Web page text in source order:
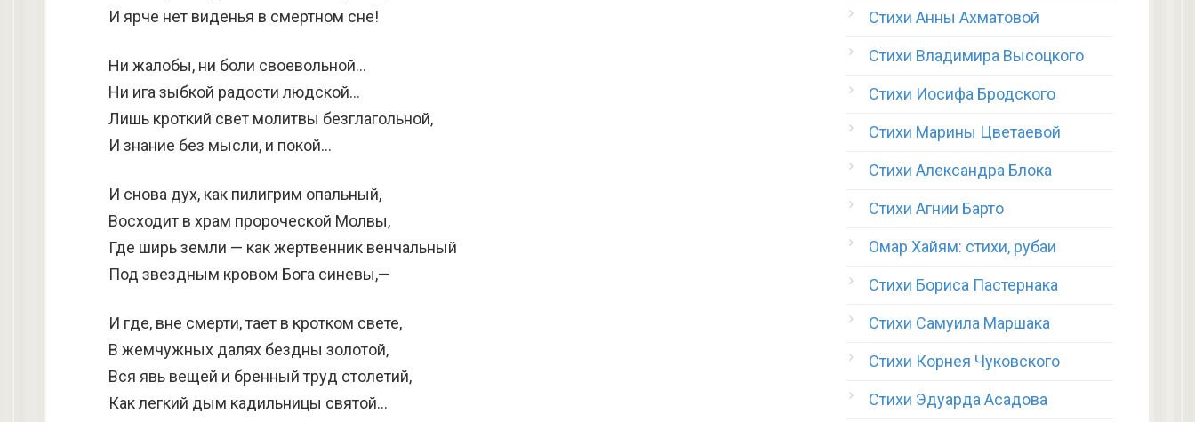
И ярче нет виденья в смертном сне!
Ни жалобы, ни боли своевольной…
Ни ига зыбкой радости людской…
Лишь кроткий свет молитвы безглагольной,
И знание без мысли, и покой…
И снова дух, как пилигрим опальный,
Восходит в храм пророческой Молвы,
Где ширь земли — как жертвенник венчальный
Под звездным кровом Бога синевы,—
И где, вне смерти, тает в кротком свете,
В жемчужных далях бездны золотой,
Вся явь вещей и бренный труд столетий,
Как легкий дым кадильницы святой…
Стихи Анны Ахматовой
Стихи Владимира Высоцкого
Стихи Иосифа Бродского
Стихи Марины Цветаевой
Стихи Александра Блока
Стихи Агнии Барто
Омар Хайям: стихи, рубаи
Стихи Бориса Пастернака
Стихи Самуила Маршака
Стихи Корнея Чуковского
Стихи Эдуарда Асадова